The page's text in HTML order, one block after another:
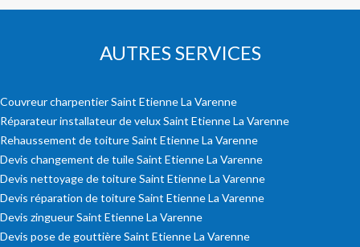
AUTRES SERVICES
Couvreur charpentier Saint Etienne La Varenne
Réparateur installateur de velux Saint Etienne La Varenne
Rehaussement de toiture Saint Etienne La Varenne
Devis changement de tuile Saint Etienne La Varenne
Devis nettoyage de toiture Saint Etienne La Varenne
Devis réparation de toiture Saint Etienne La Varenne
Devis zingueur Saint Etienne La Varenne
Devis pose de gouttière Saint Etienne La Varenne